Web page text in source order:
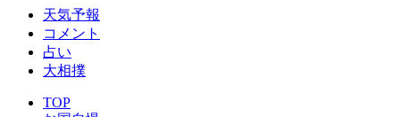
天気予報
コメント
占い
大相撲
TOP